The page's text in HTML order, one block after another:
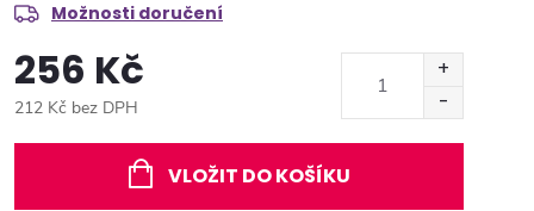
Možnosti doručení
256 Kč
212 Kč bez DPH
VLOŽIT DO KOŠÍKU